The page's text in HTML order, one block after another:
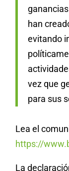
han
evitando
vez que
para sus
Lea el
https://
La